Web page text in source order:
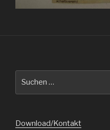
Download/Kontakt